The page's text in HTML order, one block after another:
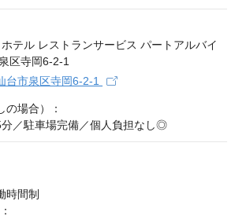
台市泉区寺岡6-2-1
場合）：
／駐車場完備／個人負担なし◎
時間制